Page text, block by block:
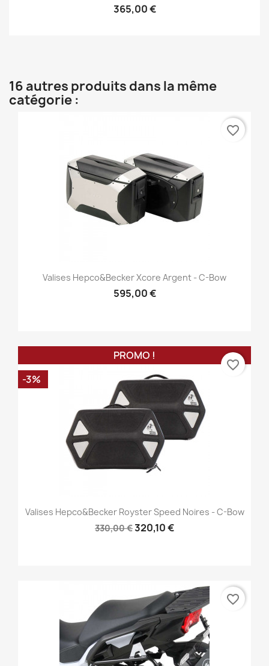
365,00 €
16 autres produits dans la même
catégorie :
Valises Hepco&Becker Xcore Argent - C-Bow
595,00 €
favorite_border
Valises Hepco&Becker Royster Speed Noires - C-Bow
330,00 €320,10 €
PROMO !
-3%
favorite_border
favorite_border